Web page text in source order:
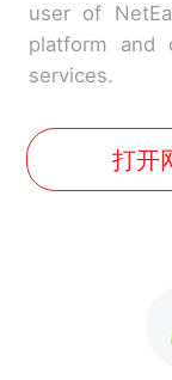
user of
platform and
services.
打开